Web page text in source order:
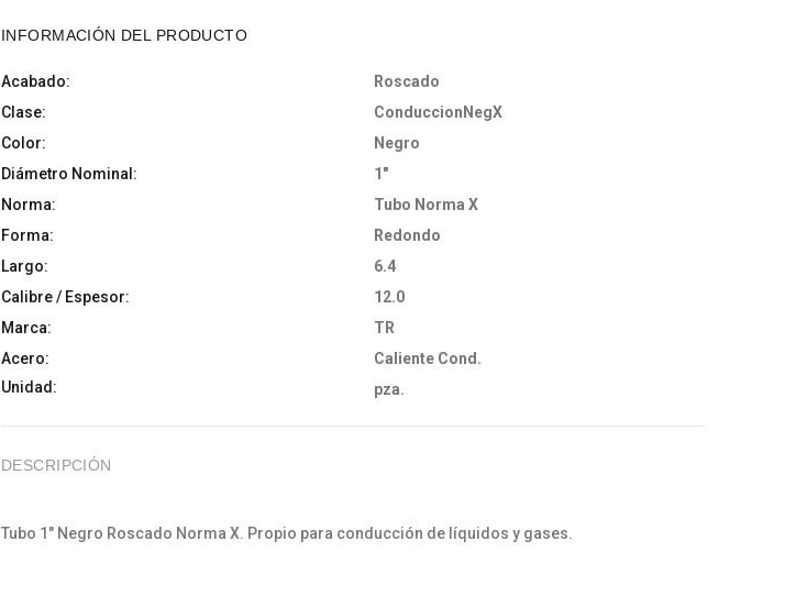
INFORMACIÓN DEL PRODUCTO
Acabado:
Roscado
Clase:
ConduccionNegX
Color:
Negro
Diámetro Nominal:
1"
Norma:
Tubo Norma X
Forma:
Redondo
Largo:
6.4
Calibre / Espesor:
12.0
Marca:
TR
Acero:
Caliente Cond.
Unidad:
pza.
DESCRIPCIÓN
Tubo 1" Negro Roscado Norma X. Propio para conducción de líquidos y gases.